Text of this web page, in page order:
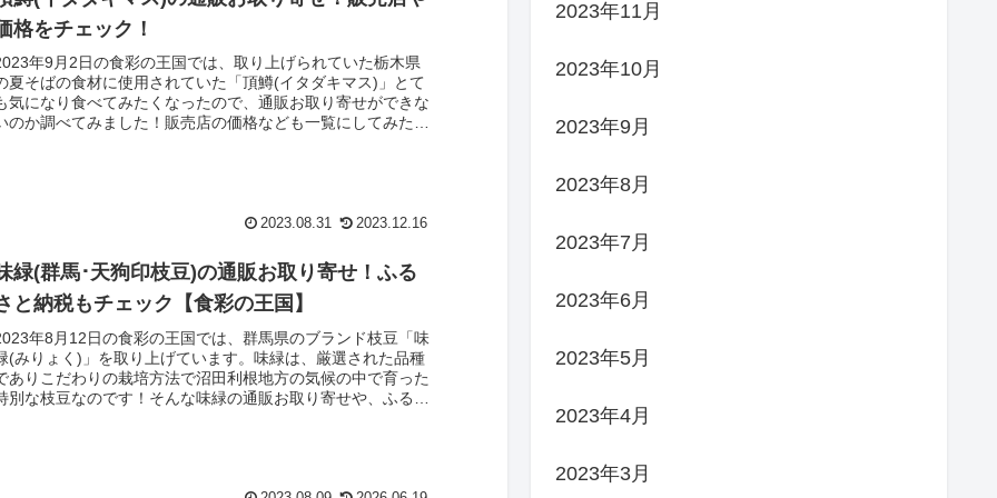
格をチェック！
年9月2日の食彩の王国では、取り上げられていた栃木県
夏そばの食材に使用されていた「頂鱒(イタダキマス)」とて
気になり食べてみたくなったので、通販お取り寄せができな
のか調べてみました！販売店の価格なども一覧にしてみたの
2023.08.31 2023.12.16
緑(群馬･天狗印枝豆)の通販お取り寄せ！ふる
と納税もチェック【食彩の王国】
年8月12日の食彩の王国では、群馬県のブランド枝豆「味
(みりょく)」を取り上げています。味緑は、厳選された品種
ありこだわりの栽培方法で沼田利根地方の気候の中で育った
別な枝豆なのです！そんな味緑の通販お取り寄せや、ふるさ
2023年11月
2023年10月
2023年9月
2023年8月
2023年7月
2023年6月
2023年5月
2023年4月
2023年3月